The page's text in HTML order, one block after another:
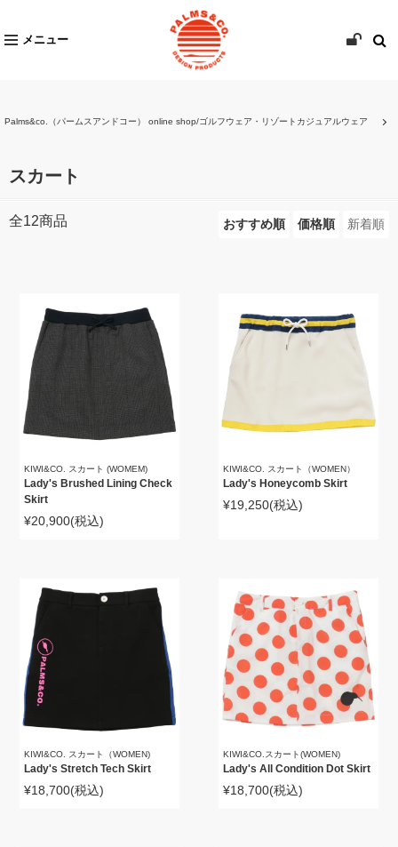
メニュー
Palms&co.（パームスアンドコー） online shop/ゴルフウェア・リゾートカジュアルウェア
スカート
全12商品 おすすめ順 価格順 新着順
KIWI&CO. スカート (WOMEM)
Lady's Brushed Lining Check
Skirt
¥20,900(税込)
KIWI&CO. スカート（WOMEN）
Lady's Honeycomb Skirt
¥19,250(税込)
KIWI&CO. スカート（WOMEN)
Lady's Stretch Tech Skirt
¥18,700(税込)
KIWI&CO.スカート(WOMEN)
Lady's All Condition Dot Skirt
¥18,700(税込)